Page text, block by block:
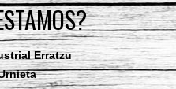
Erratzu